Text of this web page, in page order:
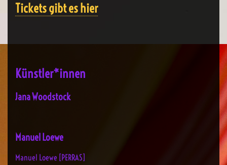
Tickets gibt es hier
Künstler*innen
Jana Woodstock
Manuel Loewe
Manuel Loewe [PERRAS]